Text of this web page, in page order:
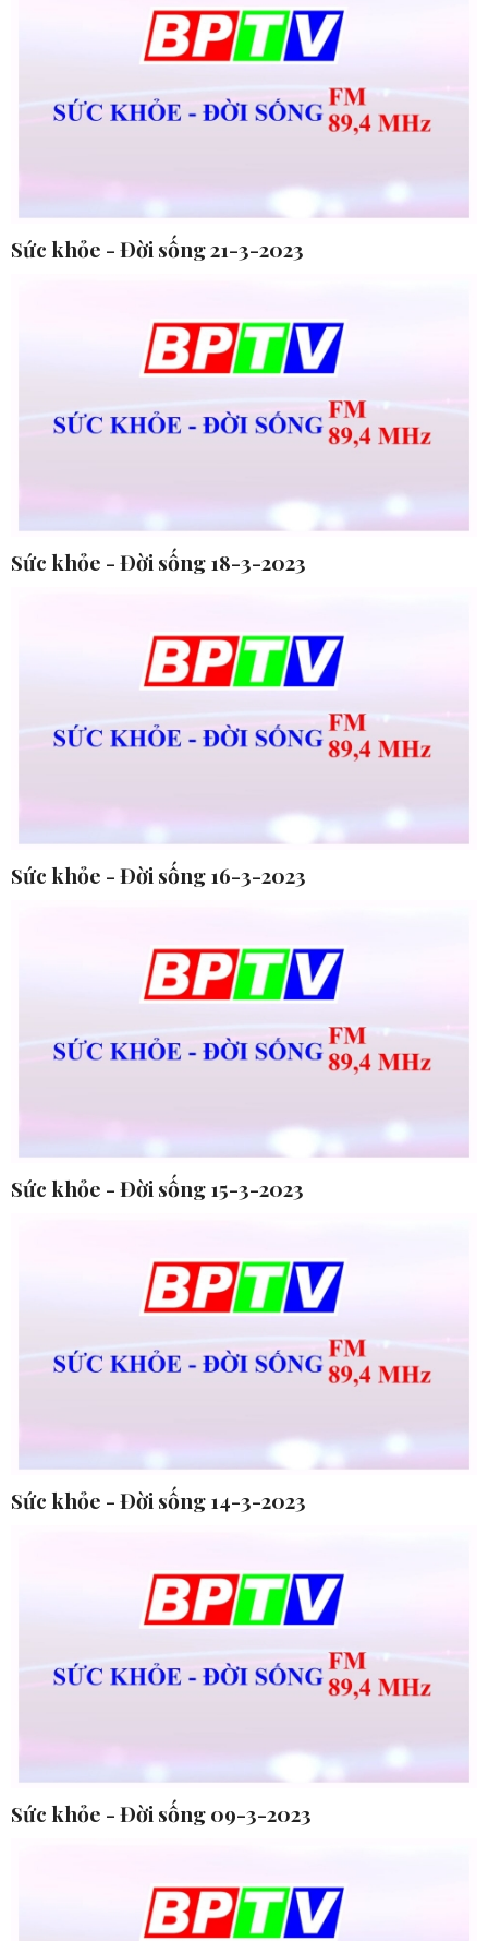
Sức khỏe - Đời sống 21-3-2023
Sức khỏe - Đời sống 18-3-2023
Sức khỏe - Đời sống 16-3-2023
Sức khỏe - Đời sống 15-3-2023
Sức khỏe - Đời sống 14-3-2023
Sức khỏe - Đời sống 09-3-2023